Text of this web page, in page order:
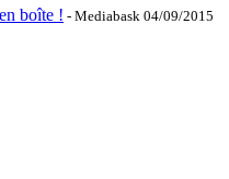
boîte ! - Mediabask 04/09/2015